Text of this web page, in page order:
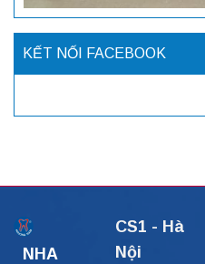
KẾT NỐI FACEBOOK
NHA
CS1 - Hà
Nội